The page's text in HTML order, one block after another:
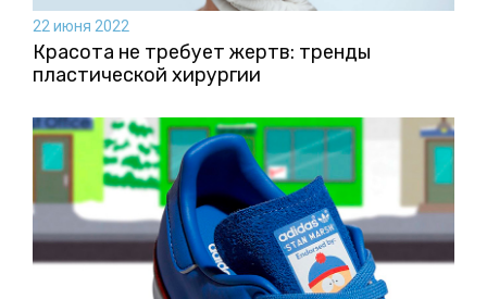
22 июня 2022
Красота не требует жертв: тренды
пластической хирургии